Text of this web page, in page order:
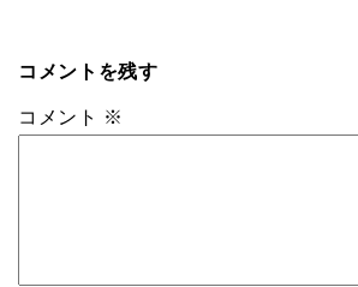
コメントを残す
コメント ※